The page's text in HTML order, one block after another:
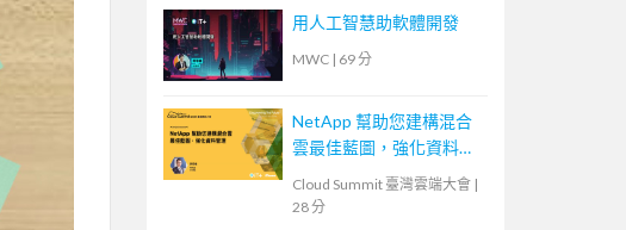
用人工智慧助軟體開發
MWC | 69 分
NetApp 幫助您建構混合
雲最佳藍圖，強化資料管
Cloud Summit 臺灣雲端大會 |
28 分